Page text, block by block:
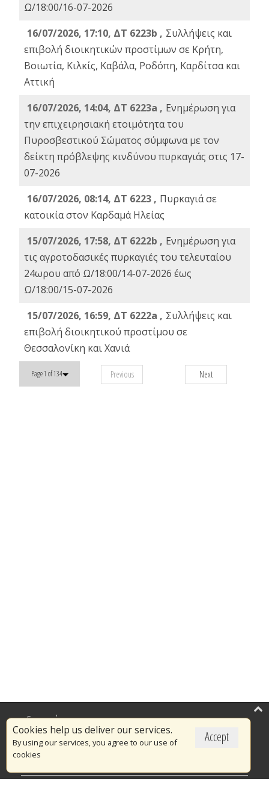
Ω/18:00/16-07-2026
16/07/2026, 17:10, ΔΤ 6223b , Συλλήψεις και
επιβολή διοικητικών προστίμων σε Κρήτη,
Βοιωτία, Κιλκίς, Καβάλα, Ροδόπη, Καρδίτσα και
Αττική
16/07/2026, 14:04, ΔΤ 6223a , Ενημέρωση για
την επιχειρησιακή ετοιμότητα του
Πυροσβεστικού Σώματος σύμφωνα με τον
δείκτη πρόβλεψης κινδύνου πυρκαγιάς στις 17-
07-2026
16/07/2026, 08:14, ΔΤ 6223 , Πυρκαγιά σε
κατοικία στον Καρδαμά Ηλείας
15/07/2026, 17:58, ΔΤ 6222b , Ενημέρωση για
τις αγροτοδασικές πυρκαγιές του τελευταίου
24ωρου από Ω/18:00/14-07-2026 έως
Ω/18:00/15-07-2026
15/07/2026, 16:59, ΔΤ 6222a , Συλλήψεις και
επιβολή διοικητικού προστίμου σε
Θεσσαλονίκη και Χανιά
Page 1 of 134 Previous Next
Accept
Cookies help us deliver our services.
By using our services, you agree to our use of
cookies
Επικαιρότητα
Το Πυροσβεστικό Σώμα